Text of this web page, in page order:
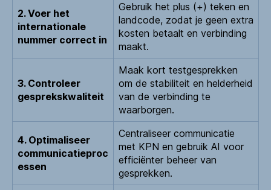
2. Voer het
internationale
nummer correct in
Gebruik het plus (+) teken en
landcode, zodat je geen extra
kosten betaalt en verbinding
maakt.
3. Controleer
gesprekskwaliteit
Maak kort testgesprekken
om de stabiliteit en helderheid
van de verbinding te
waarborgen.
4. Optimaliseer
communicatieproc
essen
Centraliseer communicatie
met KPN en gebruik AI voor
efficiënter beheer van
gesprekken.